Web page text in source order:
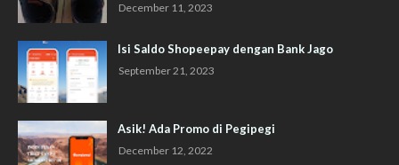
December 11, 2023
Isi Saldo Shopeepay dengan Bank Jago
September 21, 2023
Asik! Ada Promo di Pegipegi
December 12, 2022